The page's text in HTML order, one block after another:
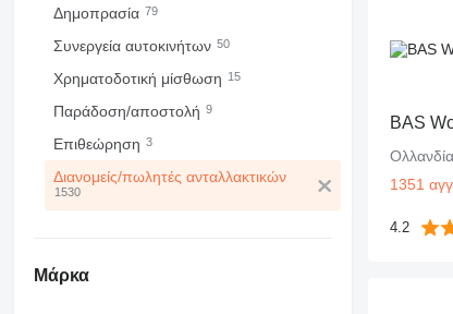
Δημοπρασία 79
Συνεργεία αυτοκινήτων 50
Χρηματοδοτική μίσθωση 15
Παράδοση/αποστολή 9
Επιθεώρηση 3
Διανομείς/πωλητές ανταλλακτικών
1530
Μάρκα
BAS
1351
4.2